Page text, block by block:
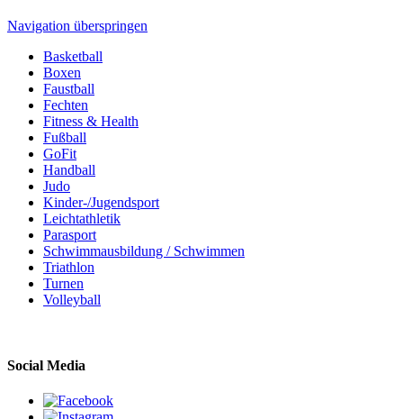
Navigation überspringen
Basketball
Boxen
Faustball
Fechten
Fitness & Health
Fußball
GoFit
Handball
Judo
Kinder-/Jugendsport
Leichtathletik
Parasport
Schwimmausbildung / Schwimmen
Triathlon
Turnen
Volleyball
Social Media